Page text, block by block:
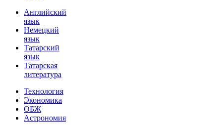
Английский
язык
Немецкий
язык
Татарский
язык
Татарская
литература
Технология
Экономика
ОБЖ
Астрономия